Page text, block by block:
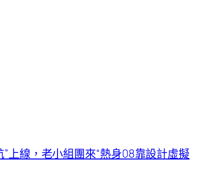
上線，老小組團來“熱身08靠設計虛擬